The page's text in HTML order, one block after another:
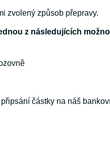
zvolený způsob přepravy.
z následujících
částky na náš